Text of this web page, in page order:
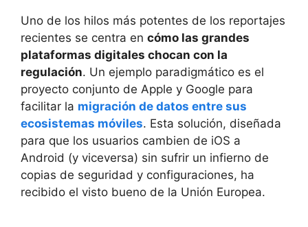
Uno de los hilos más potentes de los reportajes
recientes se centra en cómo las grandes
plataformas digitales chocan con la
regulación. Un ejemplo paradigmático es el
proyecto conjunto de Apple y Google para
facilitar la migración de datos entre sus
ecosistemas móviles. Esta solución, diseñada
para que los usuarios cambien de iOS a
Android (y viceversa) sin sufrir un infierno de
copias de seguridad y configuraciones, ha
recibido el visto bueno de la Unión Europea.